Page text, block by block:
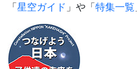
「星空ガイド 」や「特集一覧